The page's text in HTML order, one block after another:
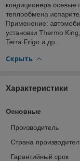
кондиционера осевые
теплообмена
Применение:
установки Thermo
Terra Frigo и др.
Скрыть
Характеристики
Основные
Производитель
Страна
Гарантийный срок